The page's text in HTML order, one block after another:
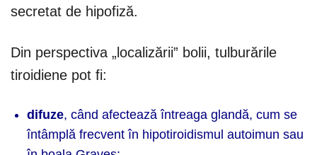
secretat de hipofiză.
Din perspectiva „localizării” bolii, tulburările
tiroidiene pot fi:
difuze, când afectează întreaga glandă, cum se
întâmplă frecvent în hipotiroidismul autoimun sau